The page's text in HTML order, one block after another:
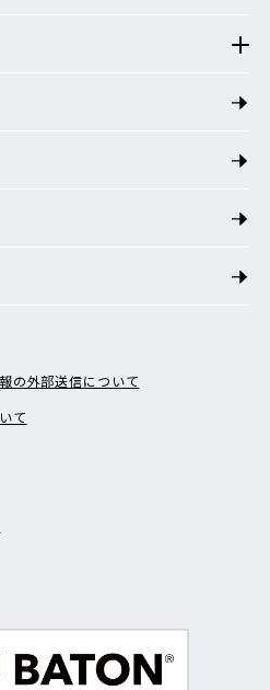
の外部送信について
て